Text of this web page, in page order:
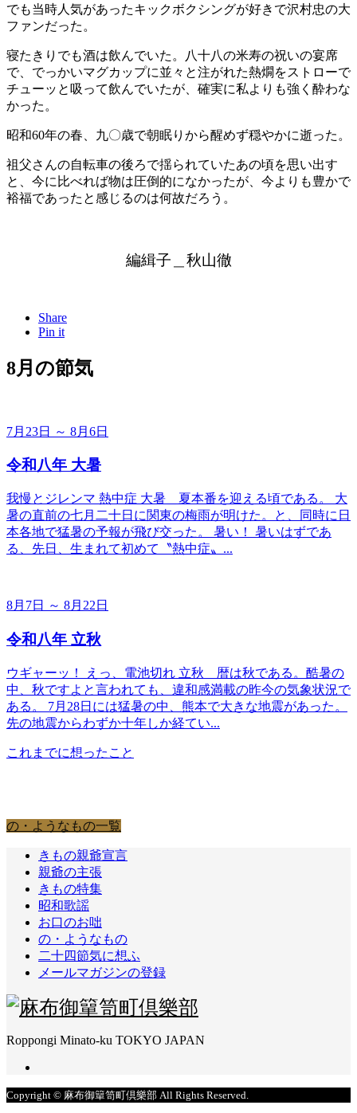
でも当時人気があったキックボクシングが好きで沢村忠の大
ファンだった。
寝たきりでも酒は飲んでいた。八十八の米寿の祝いの宴席
で、でっかいマグカップに並々と注がれた熱燗をストローで
チューッと吸って飲んでいたが、確実に私よりも強く酔わな
かった。
昭和60年の春、九〇歳で朝眠りから醒めず穏やかに逝った。
祖父さんの自転車の後ろで揺られていたあの頃を思い出す
と、今に比べれば物は圧倒的になかったが、今よりも豊かで
裕福であったと感じるのは何故だろう。
編緝子＿秋山徹
Share
Pin it
8月の節気
7月23日 ～ 8月6日
令和八年 大暑
我慢とジレンマ 熱中症 大暑＿夏本番を迎える頃である。 大
暑の直前の七月二十日に関東の梅雨が明けた。と、同時に日
本各地で猛暑の予報が飛び交った。 暑い！ 暑いはずであ
る、先日、生まれて初めて〝熱中症〟...
8月7日 ～ 8月22日
令和八年 立秋
ウギャーッ！ えっ、電池切れ 立秋＿暦は秋である。酷暑の
中、秋ですよと言われても、違和感満載の昨今の気象状況で
ある。 7月28日には猛暑の中、熊本で大きな地震があった。
先の地震からわずか十年しか経てい...
これまでに想ったこと
の・ようなもの一覧
きもの親爺宣言
親爺の主張
きもの特集
昭和歌謡
お口のお咄
の・ようなもの
二十四節気に想ふ
メールマガジンの登録
Roppongi Minato-ku TOKYO JAPAN
Copyright © 麻布御簞笥町倶樂部 All Rights Reserved.